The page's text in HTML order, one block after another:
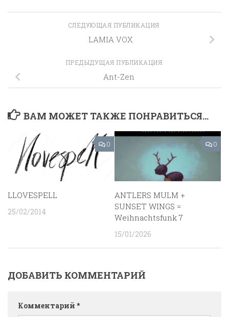
СЛЕДУЮЩАЯ ПУБЛИКАЦИЯ
LAMIA VOX
ПРЕДЫДУЩАЯ ПУБЛИКАЦИЯ
Ant-Zen
ВАМ МОЖЕТ ТАКЖЕ ПОНРАВИТЬСЯ...
0
LLOVESPELL
25/02/2014
0
ANTLERS MULM +
SUNSET WINGS =
Weihnachtsfunk 7
15/01/2026
ДОБАВИТЬ КОММЕНТАРИЙ
Комментарий *